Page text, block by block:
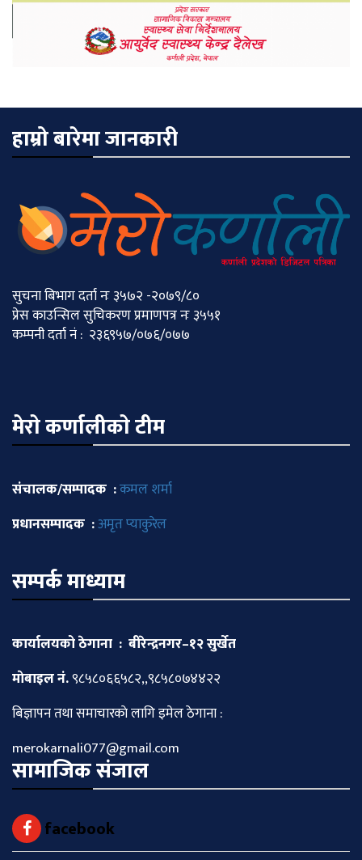
हाम्रो बारेमा जानकारी
सुचना बिभाग दर्ता नः ३५७२ -२०७९/८०
प्रेस काउन्सिल सुचिकरण प्रमाणपत्र नः ३५५१
कम्पनी दर्ता नं : २३६९५७/०७६/०७७
मेराे कर्णालीकाे टीम
संचालक/सम्पादक :कमल शर्मा
प्रधानसम्पादक :अमृत प्याकुरेल
सम्पर्क माध्याम
कार्यालयको ठेगाना : बीरेन्द्रनगर–१२ सुर्खेत
माेबाइल नं.९८५८०६६५८२,,९८५८०७४४२२
बिज्ञापन तथा समाचारकाे लागि इमेल ठेगाना :
merokarnali077@gmail.com
सामाजिक संजाल
facebook